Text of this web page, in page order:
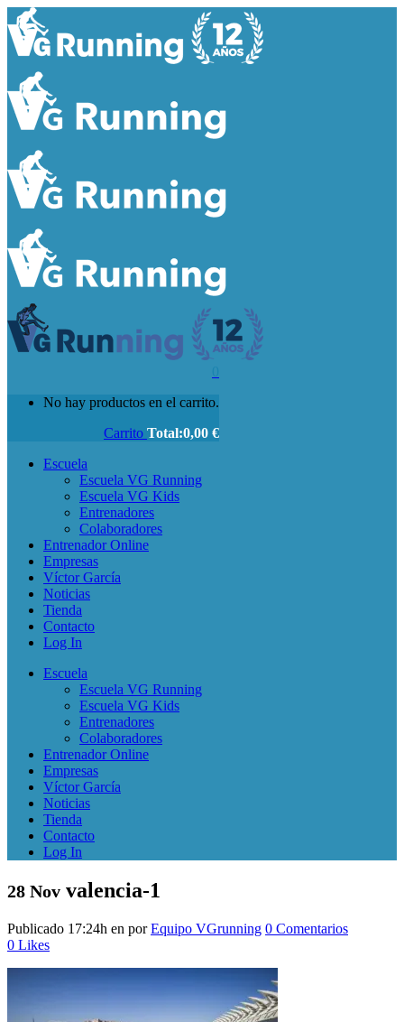
No hay productos en el carrito.
Carrito Total:0,00 €
Escuela
Escuela VG Running
Escuela VG Kids
Entrenadores
Colaboradores
Entrenador Online
Empresas
Víctor García
Noticias
Tienda
Contacto
Log In
Escuela
Escuela VG Running
Escuela VG Kids
Entrenadores
Colaboradores
Entrenador Online
Empresas
Víctor García
Noticias
Tienda
Contacto
Log In
28 Nov valencia-1
Publicado 17:24h en porEquipo VGrunning 0 Comentarios
0 Likes